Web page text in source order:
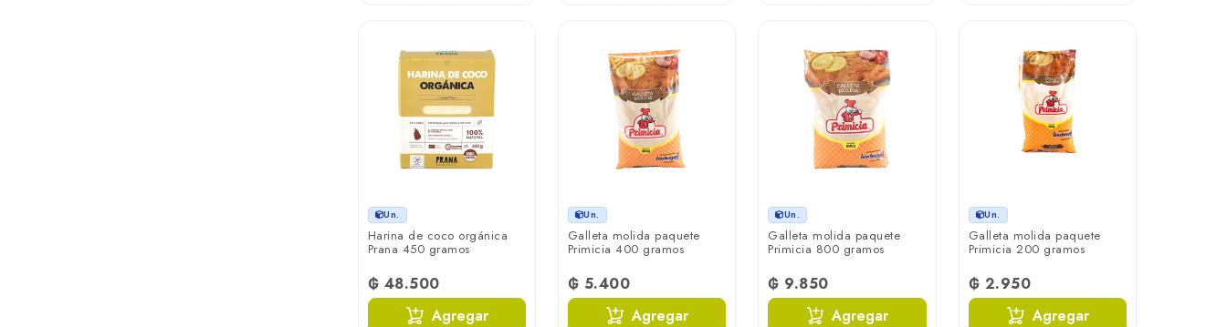
Un.
Harina de coco orgánica
Prana 450 gramos
₲ 48.500
Agregar
Un.
Galleta molida paquete
Primicia 400 gramos
₲ 5.400
Agregar
Un.
Galleta molida paquete
Primicia 800 gramos
₲ 9.850
Agregar
Un.
Galleta molida paquete
Primicia 200 gramos
₲ 2.950
Agregar